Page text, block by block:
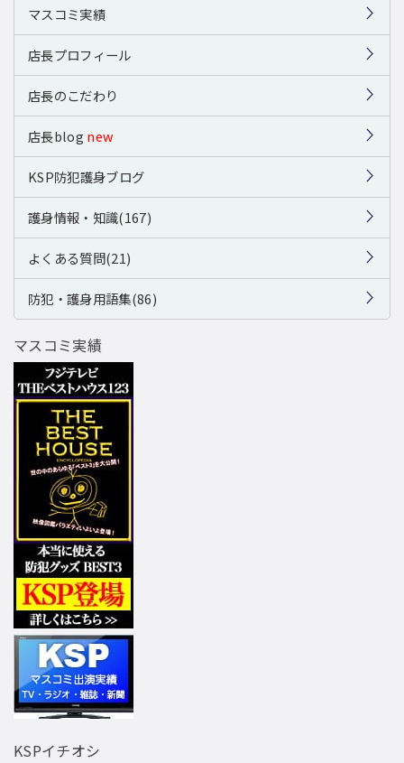
マスコミ実績
店長プロフィール
店長のこだわり
店長blog new
KSP防犯護身ブログ
護身情報・知識(167)
よくある質問(21)
防犯・護身用語集(86)
マスコミ実績
KSPイチオシ